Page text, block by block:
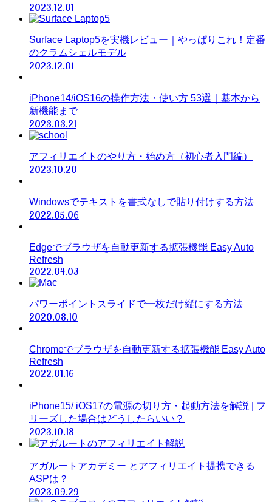
2023.12.01
Surface Laptop5を実機レビュー｜やっぱりこれ！定番
のクラムシェルモデル
2023.12.01
iPhone14/iOS16の操作方法・使い方 53選｜基本から
新機能まで
2023.03.21
アフィリエイトのやり方・始め方（初心者入門編）
2023.10.20
Windowsでテキストを書式なしで貼り付けする方法
2022.05.06
Edgeでブラウザを自動更新する拡張機能 Easy Auto
Refresh
2022.04.03
パワーポイントスライドで一枚だけ縦にする方法
2020.08.10
Chromeでブラウザを自動更新する拡張機能 Easy Auto
Refresh
2022.01.16
iPhone15/ iOS17の電源の切り方・起動方法を解説 | フ
リーズした場合はどうしたらいい？
2023.10.18
アガルートアカデミー とアフィリエイト提携できる
ASPは？
2023.09.29